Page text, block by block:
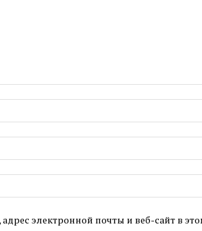
электронной почты и веб-сайт в